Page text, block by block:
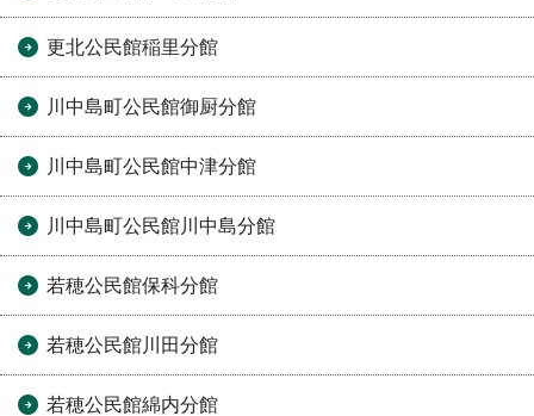
更北公民館稲里分館
川中島町公民館御厨分館
川中島町公民館中津分館
川中島町公民館川中島分館
若穂公民館保科分館
若穂公民館川田分館
若穂公民館綿内分館